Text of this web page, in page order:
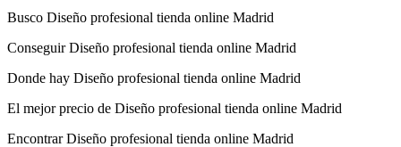
Busco Diseño profesional tienda online Madrid
Conseguir Diseño profesional tienda online Madrid
Donde hay Diseño profesional tienda online Madrid
El mejor precio de Diseño profesional tienda online Madrid
Encontrar Diseño profesional tienda online Madrid